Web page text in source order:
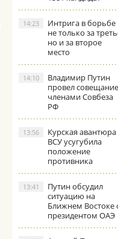
Интрига в борьбе
не только за
но и за второе
место
14:23
Владимир Путин
провел
членами Совбеза
РФ
14:10
Курская авантюра
ВСУ усугубила
положение
противника
13:56
Путин обсудил
ситуацию на
Ближнем Востоке
президентом ОАЭ
13:41